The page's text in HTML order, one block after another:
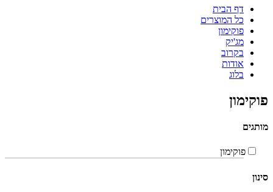
דף הבית
כל המוצרים
פוקימון
מג'יק
בקרוב
אודות
בלוג
פוקימון
מותגים
פוקימון
סינון